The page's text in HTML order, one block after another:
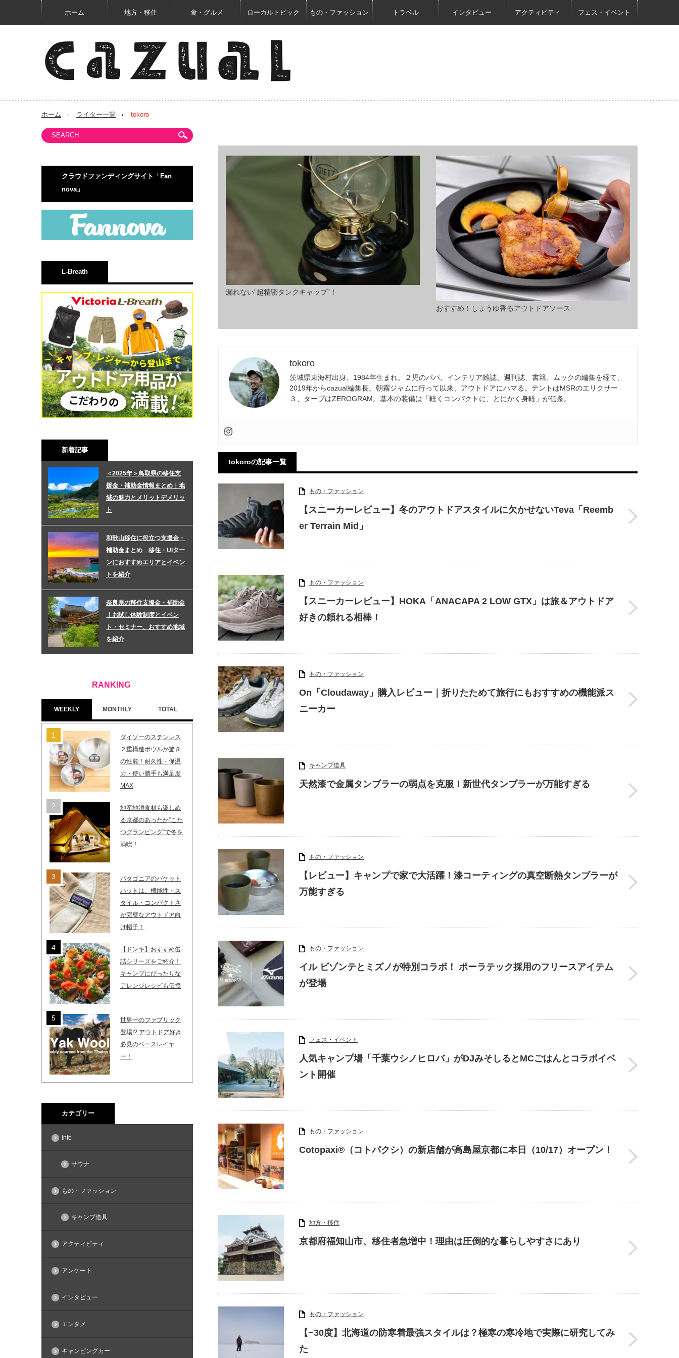
ホーム 地方・移住 食・グルメ ローカルトピック もの・ファッション トラベル インタビュー アクティビティ フェス・イベント
ホーム ライター一覧 tokoro
漏れない”超精密タンクキャップ”！
おすすめ！しょうゆ香るアウトドアソース
tokoro
茨城県東海村出身。1984年生まれ。２児のパパ。インテリア雑誌、週刊誌、書籍、ムックの編集を経て、
2019年からcazual編集長。朝霧ジャムに行って以来、アウトドアにハマる。テントはMSRのエリクサー
３、タープはZEROGRAM。基本の装備は「軽くコンパクトに、とにかく身軽」が信条。
tokoroの記事一覧
もの・ファッション
【スニーカーレビュー】冬のアウトドアスタイルに欠かせないTeva「Reemb
er Terrain Mid」
もの・ファッション
【スニーカーレビュー】HOKA「ANACAPA 2 LOW GTX」は旅＆アウトドア
好きの頼れる相棒！
もの・ファッション
On「Cloudaway」購入レビュー｜折りたためて旅行にもおすすめの機能派ス
ニーカー
キャンプ道具
天然漆で金属タンブラーの弱点を克服！新世代タンブラーが万能すぎる
もの・ファッション
【レビュー】キャンプで家で大活躍！漆コーティングの真空断熱タンブラーが
万能すぎる
もの・ファッション
イル ビゾンテとミズノが特別コラボ！ ポーラテック採用のフリースアイテム
が登場
フェス・イベント
人気キャンプ場「千葉ウシノヒロバ」がDJみそしるとMCごはんとコラボイベ
ント開催
もの・ファッション
Cotopaxi®（コトパクシ）の新店舗が高島屋京都に本日（10/17）オープン！
地方・移住
京都府福知山市、移住者急増中！理由は圧倒的な暮らしやすさにあり
もの・ファッション
【−30度】北海道の防寒着最強スタイルは？極寒の寒冷地で実際に研究してみ
た
クラウドファンディングサイト「Fan
nova」
L-Breath
新着記事
＜2025年＞鳥取県の移住支
援金・補助金情報まとめ｜地
域の魅力とメリットデメリッ
ト
和歌山移住に役立つ支援金・
補助金まとめ 移住・UIター
ンにおすすめエリアとイベン
トを紹介
奈良県の移住支援金・補助金
｜お試し体験制度とイベン
ト・セミナー、おすすめ地域
を紹介
WEEKLY MONTHLY TOTAL
ダイソーのステンレス
２重構造ボウルが驚き
の性能！耐久性・保温
力・使い勝手も満足度
MAX
地産地消食材も楽しめ
る京都のあったか”こた
つグランピング”で冬を
満喫！
パタゴニアのバケット
ハットは、機能性・ス
タイル・コンパクトさ
が完璧なアウトドア向
け帽子！
【ドンキ】おすすめ缶
詰シリーズをご紹介！
キャンプにぴったりな
アレンジレシピも伝授
世界一のファブリック
登場!? アウトドア好き
必見のベースレイヤ
ー！
カテゴリー
info
サウナ
もの・ファッション
キャンプ道具
アクティビティ
アンケート
インタビュー
エンタメ
キャンピングカー